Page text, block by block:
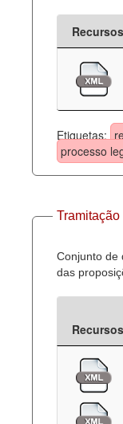
Recursos
Etiquetas:
processo
Tramitação
Conjunto de
das
Recursos